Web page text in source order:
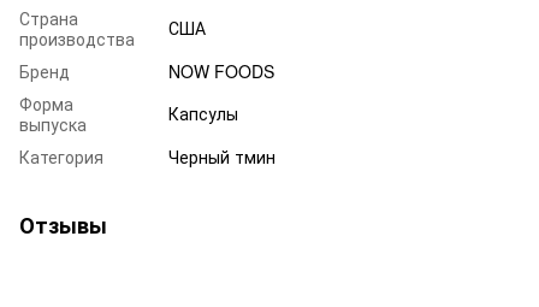
Страна
производства
США
Бренд
NOW FOODS
Форма
выпуска
Капсулы
Категория
Черный тмин
Отзывы